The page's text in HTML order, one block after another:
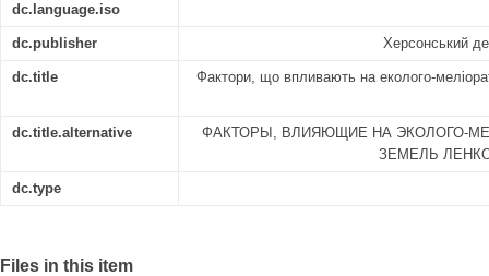
dc.language.iso
dc.publisher Херсонський
dc.title Фактори, що впливають на еколого-
dc.title.alternative
ФАКТОРЫ, ВЛИЯЮЩИЕ НА ЭКОЛОГО-
ЗЕМЕЛЬ
dc.type
Files in this item